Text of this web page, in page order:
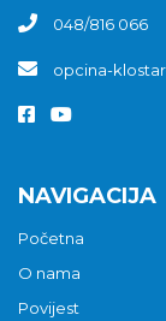
048/816 066
opcina-
NAVIGACIJA
Početna
O nama
Povijest